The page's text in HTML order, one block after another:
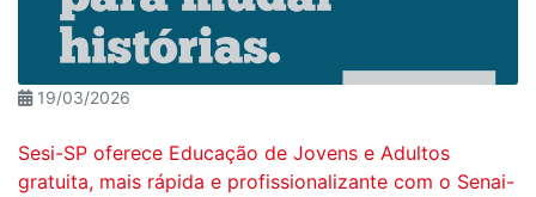
19/03/2026
Sesi-SP oferece Educação de Jovens e Adultos
gratuita, mais rápida e profissionalizante com o Senai-